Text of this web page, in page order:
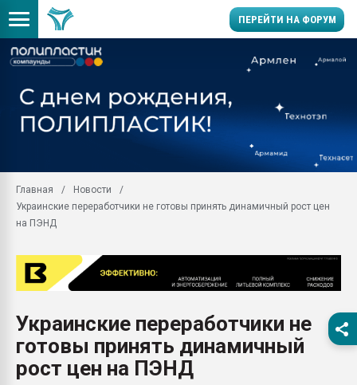
ПЕРЕЙТИ НА ФОРУМ
заводу пластмасс"
28.07.2026
первый план в
28.07.2026
ситуацией на
Главная
Новости
Украинские переработчики не готовы принять динамичный рост цен
на ПЭНД
Украинские переработчики не
готовы принять динамичный
рост цен на ПЭНД